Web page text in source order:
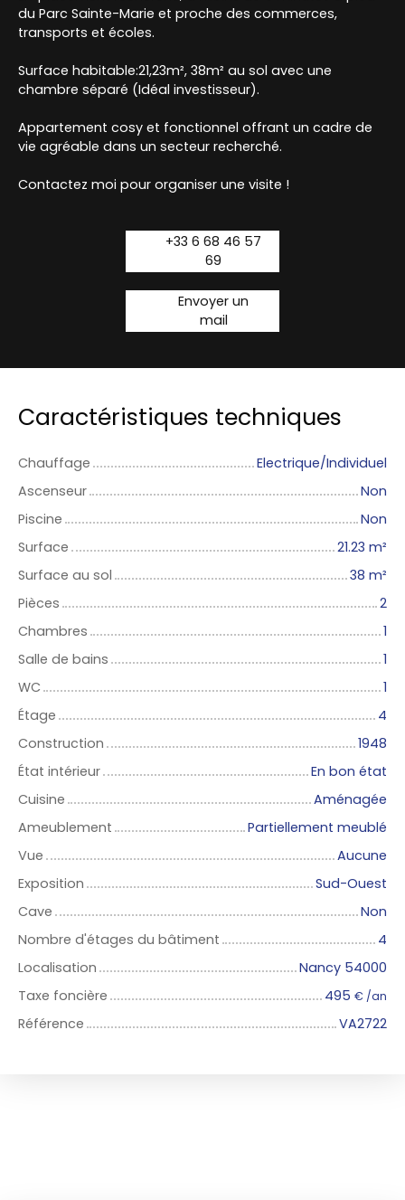
du Parc Sainte-Marie et proche des commerces,
transports et écoles.
Surface habitable:21,23m², 38m² au sol avec une
chambre séparé (Idéal investisseur).
Appartement cosy et fonctionnel offrant un cadre de
vie agréable dans un secteur recherché.
Contactez moi pour organiser une visite !
+33 6 68 46 57
69
Envoyer un
mail
Caractéristiques techniques
Chauffage
Electrique/Individuel
Ascenseur
Non
Piscine
Non
Surface
21.23 m²
Surface au sol
38 m²
Pièces
2
Chambres
1
Salle de bains
1
WC
1
Étage
4
Construction
1948
État intérieur
En bon état
Cuisine
Aménagée
Ameublement
Partiellement meublé
Vue
Aucune
Exposition
Sud-Ouest
Cave
Non
Nombre d'étages du bâtiment
4
Localisation
Nancy 54000
Taxe foncière
495 € /an
Référence VA2722